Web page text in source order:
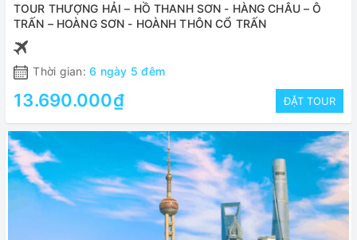
TOUR THƯỢNG HẢI – HỒ THANH SƠN - HÀNG CHÂU – Ô
TRẤN – HOÀNG SƠN - HOÀNH THÔN CỔ TRẤN
Thời gian: 6 ngày 5 đêm
13.690.000₫ ĐẶT TOUR